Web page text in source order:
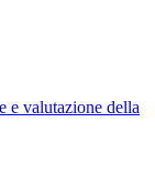
e valutazione della